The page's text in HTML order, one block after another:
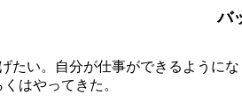
バ
たい。自分が仕事ができるように
はやってきた。